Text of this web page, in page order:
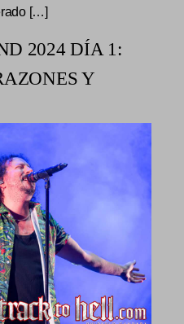
[…]
2024 DÍA 1:
Y